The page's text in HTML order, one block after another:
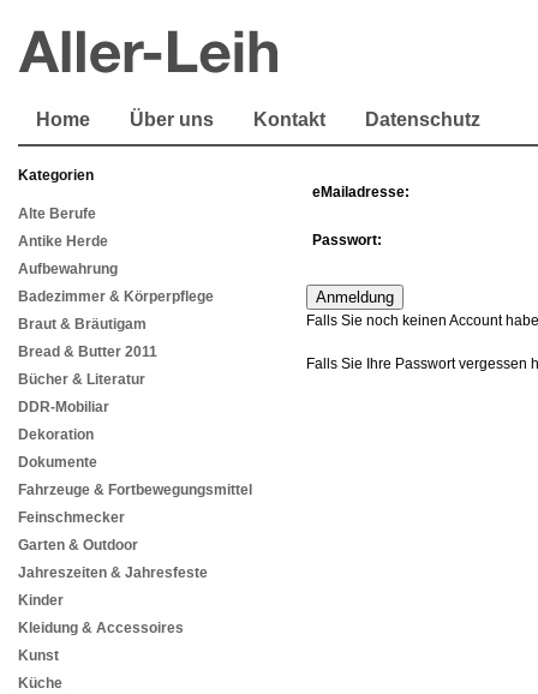
Home Über uns Kontakt Datenschutz
Kategorien
Alte Berufe
Antike Herde
Aufbewahrung
Badezimmer & Körperpflege
Braut & Bräutigam
Bread & Butter 2011
Bücher & Literatur
DDR-Mobiliar
Dekoration
Dokumente
Fahrzeuge & Fortbewegungsmittel
Feinschmecker
Garten & Outdoor
Jahreszeiten & Jahresfeste
Kinder
Kleidung & Accessoires
Kunst
Küche
eMailadresse:
Passwort:
Falls Sie noch keinen Account
Falls Sie Ihre Passwort vergessen